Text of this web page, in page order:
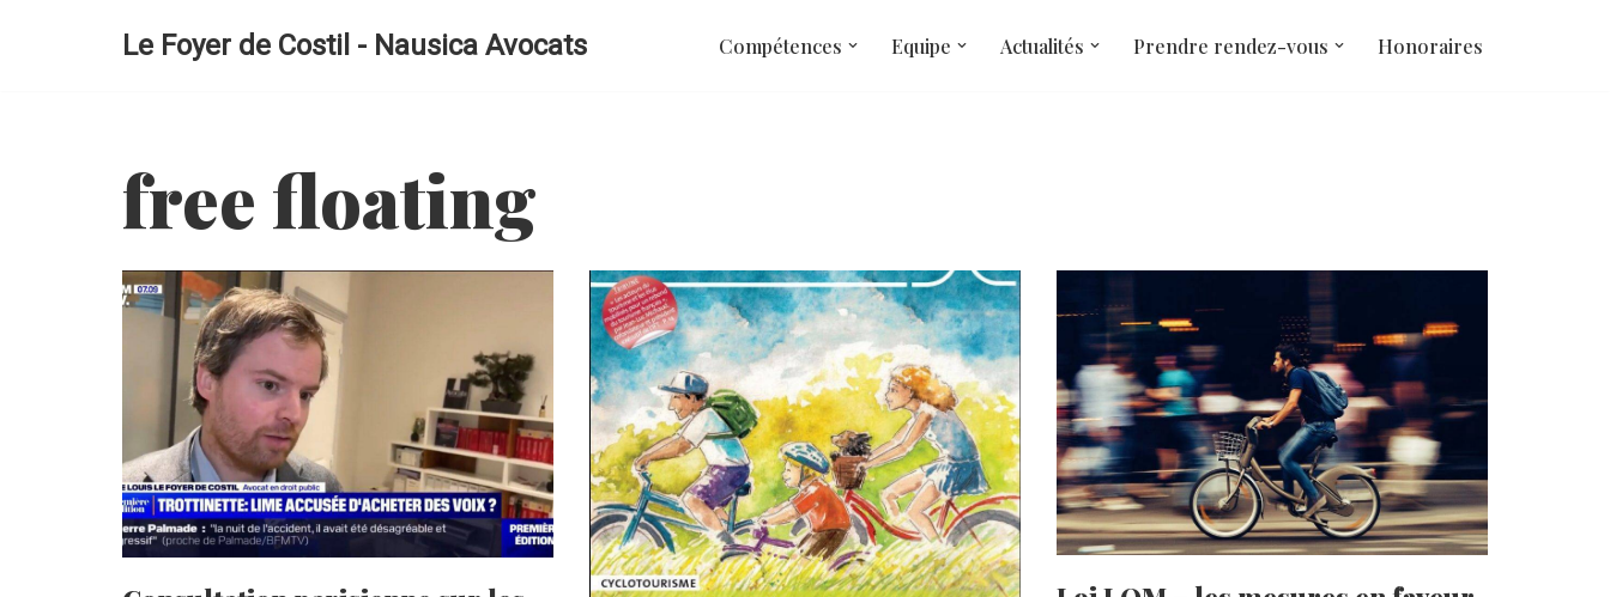
Le Foyer de Costil - Nausica Avocats Compétences Equipe Actualités Prendre rendez-vous Honoraires
free floating